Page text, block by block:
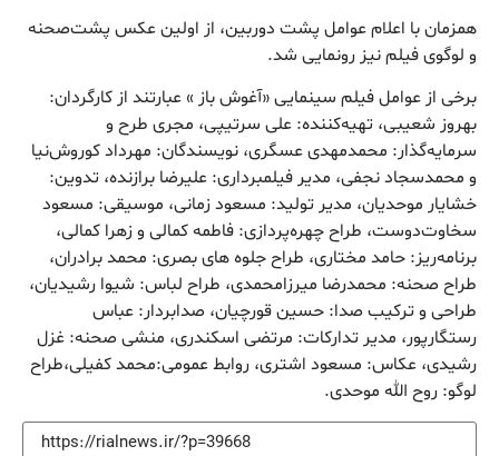
همزمان با اعلام عوامل پشت دوربین، از اولین عکس پشت‌صحنه
و لوگوی فیلم نیز رونمایی شد.
برخی از عوامل فیلم سینمایی «آغوش باز » عبارتند از کارگردان:
بهروز شعیبی، تهیه‌کننده: علی سرتیپی، مجری طرح و
سرمایه‌گذار: محمدمهدی عسگری، نویسندگان: مهرداد کوروش‌نیا
و محمدسجاد نجفی، مدیر فیلمبرداری: علیرضا برازنده، تدوین:
خشایار موحدیان، مدیر تولید: مسعود زمانی، موسیقی: مسعود
سخاوت‌دوست، طراح چهره‌پردازی: فاطمه کمالی و زهرا کمالی،
برنامه‌ریز: حامد مختاری، طراح جلوه های بصری: محمد برادران،
طراح صحنه: محمدرضا میرزامحمدی، طراح لباس: شیوا رشیدیان،
طراحی و ترکیب صدا: حسین قورچیان، صدابردار: عباس
رستگارپور، مدیر تدارکات: مرتضی اسکندری، منشی صحنه: غزل
رشیدی، عکاس: مسعود اشتری، روابط عمومی:محمد کفیلی،طراح
لوگو: روح الله موحدی.